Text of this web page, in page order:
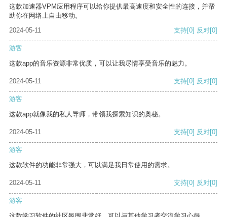
这款加速器VPM应用程序可以给你提供最高速度和安全性的连接，并帮
助你在网络上自由移动。
2024-05-11
支持[0] 反对[0]
游客
这款app的音乐资源非常优质，可以让我尽情享受音乐的魅力。
2024-05-11 支持[0] 反对[0]
游客
这款app就像我的私人导师，带领我探索知识的奥秘。
2024-05-11 支持[0] 反对[0]
游客
这款软件的功能非常强大，可以满足我日常使用的需求。
2024-05-11 支持[0] 反对[0]
游客